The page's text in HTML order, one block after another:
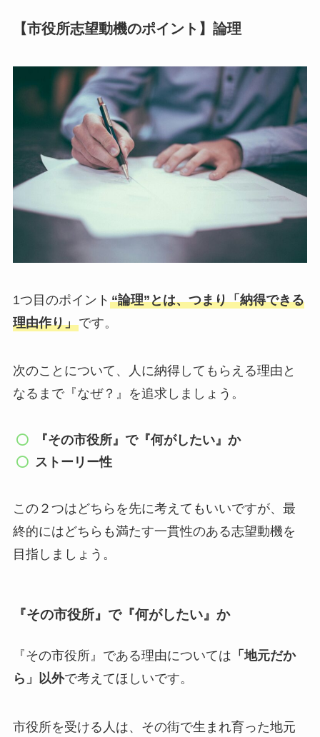
【市役所志望動機のポイント】論理
1つ目のポイント “論理”とは、つまり「納得できる
理由作り」です。
次のことについて、人に納得してもらえる理由と
なるまで『なぜ？』を追求しましょう。
『その市役所』で『何がしたい』か
ストーリー性
この２つはどちらを先に考えてもいいですが、最
終的にはどちらも満たす一貫性のある志望動機を
目指しましょう。
『その市役所』で『何がしたい』か
『その市役所』である理由については 「地元だか
ら」以外で考えてほしいです。
市役所を受ける人は、その街で生まれ育った地元